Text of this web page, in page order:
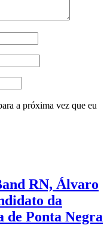
a próxima vez que eu
RN, Álvaro
da
de Ponta Negra